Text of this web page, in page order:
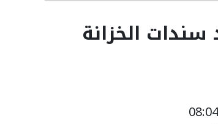
سندات الخزانة